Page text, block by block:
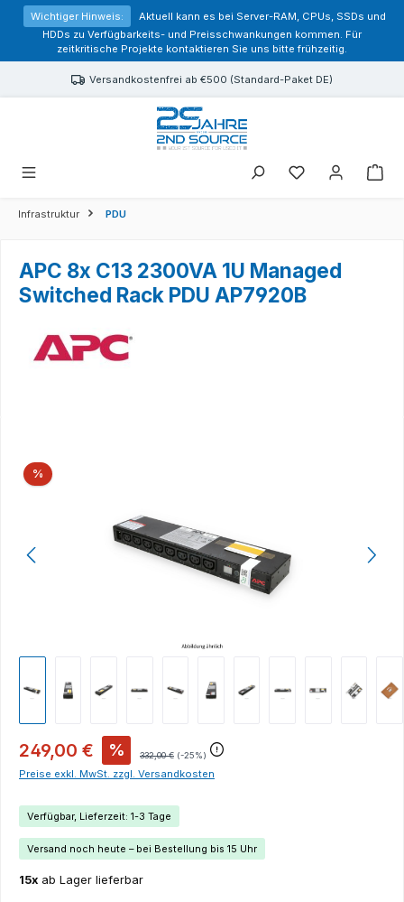
springen
Wichtiger Hinweis:
Aktuell kann es bei Server-RAM, CPUs, SSDs und
HDDs zu Verfügbarkeits- und Preisschwankungen kommen. Für
zeitkritische Projekte kontaktieren Sie uns bitte frühzeitig.
Versandkostenfrei ab €500 (Standard-Paket DE)
Sie haben 0
Infrastruktur PDU
APC 8x C13 2300VA 1U Managed
Switched Rack PDU AP7920B
Bildergalerie überspringen
% Rabatt
249,00 € % 332,00 € (-25%)
Preise exkl. MwSt. zzgl. Versandkosten
Verfügbar, Lieferzeit: 1-3 Tage
Versand noch heute – bei Bestellung bis 15 Uhr
15x ab Lager lieferbar